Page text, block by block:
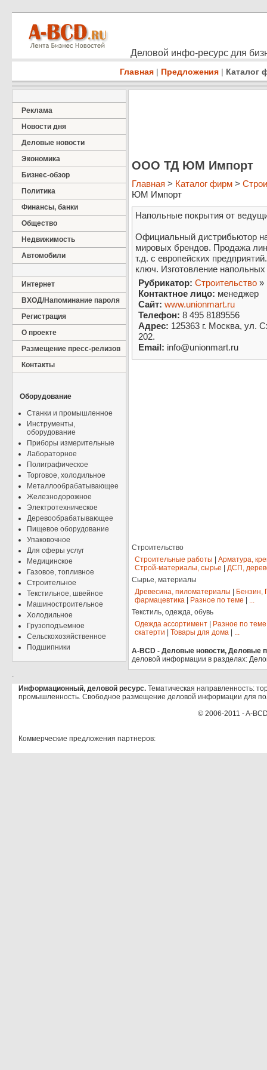
Деловой инфо-ресурс для
Главная | Предложения | Каталог
Реклама
Новости дня
Деловые новости
Экономика
Бизнес-обзор
Политика
Финансы, банки
Общество
Недвижимость
Автомобили
Интернет
ВХОД/Напоминание пароля
Регистрация
О проекте
Размещение пресс-релизов
Контакты
Оборудование
Станки и промышленное
Инструменты,
оборудование
Приборы измерительные
Лабораторное
Полиграфическое
Торговое, холодильное
Металлообрабатывающее
Железнодорожное
Электротехническое
Деревообрабатывающее
Пищевое оборудование
Упаковочное
Для сферы услуг
Медицинское
Газовое, топливное
Строительное
Текстильное, швейное
Машиностроительное
Холодильное
Грузоподъемное
Сельскохозяйственное
Подшипники
ООО ТД ЮМ Импорт
Главная > Каталог фирм >
ЮМ Импорт
Напольные покрытия от
Официальный дистрибьютор
мировых брендов. Продажа
т.д. с европейских
ключ. Изготовление
Рубрикатор: Строительство »
Контактное лицо: менеджер
Сайт: www.unionmart.ru
Телефон: 8 495 8189556
Адрес: 125363 г. Москва, ул.
202.
Email: info@unionmart.ru
Строительство
Строительные работы
Арматура,
Строй-материалы, сырье
ДСП,
Сырье, материалы
Древесина, пиломатериалы
Бензин,
фармацевтика
Разное по теме
...
Текстиль, одежда, обувь
Одежда ассортимент
Разное по теме
скатерти
Товары для дома ...
A-BCD - Деловые новости, Деловые
деловой информации в разделах:
.
Информационный, деловой ресурс. Тематическая направленность:
промышленность. Свободное размещение деловой информации для
© 2006-2011 - A-
Коммерческие предложения партнеров: